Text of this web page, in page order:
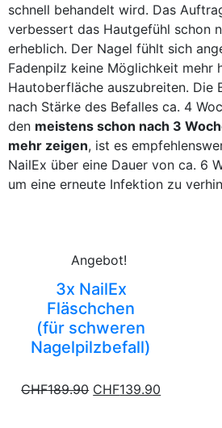
schnell behandelt wird. Das
verbessert das Hautgefühl schon
erheblich. Der Nagel fühlt sich
Fadenpilz keine Möglichkeit mehr
Hautoberfläche auszubreiten. Die
nach Stärke des Befalles ca. 4
den meistens schon nach 3
mehr zeigen, ist es
NailEx über eine Dauer von ca. 6
um eine erneute Infektion zu
Angebot!
3x NailEx
Fläschchen
(für schweren
Nagelpilzbefall)
CHF189.90 CHF139.90